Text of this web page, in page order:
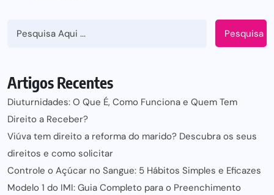
Pesquisa
Artigos Recentes
Diuturnidades: O Que É, Como Funciona e Quem Tem
Direito a Receber?
Viúva tem direito a reforma do marido? Descubra os seus
direitos e como solicitar
Controle o Açúcar no Sangue: 5 Hábitos Simples e Eficazes
Modelo 1 do IMI: Guia Completo para o Preenchimento